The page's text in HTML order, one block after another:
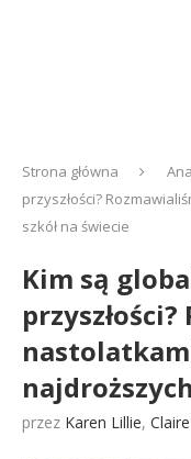
Strona główna
przyszłości?
szkół na świecie
Kim są
przez Karen Lillie,